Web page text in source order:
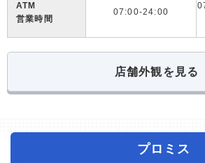
ATM
営業時間
07:00-24:00
店舗外観を見る
プロミス